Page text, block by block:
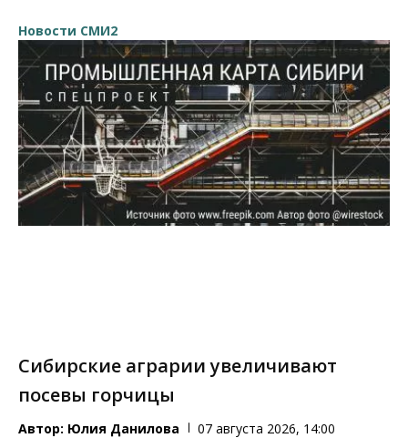
Новости СМИ2
Сибирские аграрии увеличивают
посевы горчицы
Автор: Юлия Данилова 07 августа 2026, 14:00